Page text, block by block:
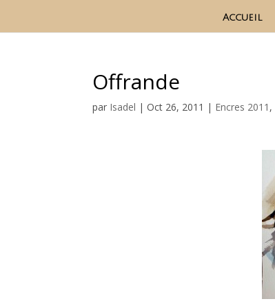
Accueil
Offrande
par Isadel |Oct 26, 2011 | Encres 2011 ,